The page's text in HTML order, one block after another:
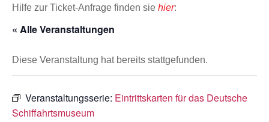
Hilfe zur Ticket-Anfrage finden sie hier:
« Alle Veranstaltungen
Diese Veranstaltung hat bereits stattgefunden.
Veranstaltungsserie: Eintrittskarten für das Deutsche
Schiffahrtsmuseum